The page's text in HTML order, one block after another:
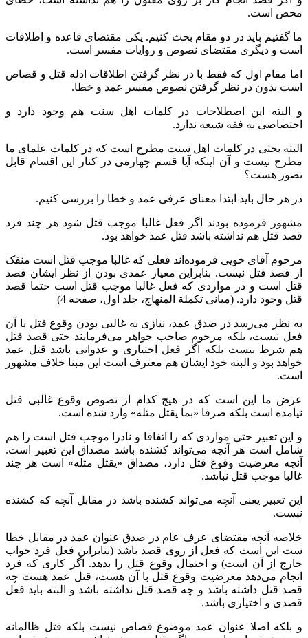
محض است.
ما گفتیم باید در دو مقام بحث کنیم. یکی مقتضای قاعده و اطلاقات
است و دیگری مقتضای نصوص و روایات مفسر است.
اما مقام اول که فقط با در نظر گرفتن اطلاقات ادله قتل و قصاص
است بدون در نظر گرفتن نصوص مفسر عمد و خطا.
و البته این اصطلاحات در کلمات اهل سنت هم وجود دارد و
اختصاصی به فقه شیعه ندارد.
البته بحثی در کلمات اهل سنت مطرح است که در کلمات علمای ما
مطرح نیست و آن اینکه آیا قسم چهارمی در کنار این اقسام قابل
تصور هست؟
در هر حال باید ابتدا معنای عرفی عمد و خطا را بررسی کنیم.
مشهور فرموده بودند اگر فعل غالبا موجب قتل شود هر چند فرد
قصد قتل هم نداشته باشد قتل عمد خواهد بود.
مرحوم آقای خویی فرموده‌اند فعلی که غالبا موجب قتل است منفک
از قصد قتل نیست. بنابراین معیار عمدی بودن از نظر ایشان قصد
قتل است و در مواردی که فعل غالبا موجب قتل است حتما قصد
قتل وجود دارد. (مبانی تکملة المنهاج، جلد اول، صفحه 4)
به نظر می‌رسد در صدق عمد، نیازی به غالبی بودن وقوع قتل با آن
فعل نیست، بلکه مرحوم صاحب جواهر می‌فرمایند حتی قصد قتل
هم شرط نیست بلکه اگر فعل اختیاری و عدوانی باشد قتل عمد
خواهد بود و البته خود ایشان هم معترف است این مبنا خلاف مشهور
است.
عرض ما این است که در هیچ کدام از نصوص وقوع غالبی قتل
نیامده است بلکه صرفا «بما یقتل مثله» وارد شده است.
و این تعبیر حتی مواردی که را اتفاقا و نادرا موجب قتل است را هم
شامل است هر آنچه می‌تواند کشنده باشد مصداق این تعبیر است.
آنچه معرضیت وقوع قتل دارد، مصداق «یقتل مثله» است هر چند
غالبا موجب قتل نباشد.
این تعبیر یعنی آنچه می‌تواند کشنده باشد در مقابل آنچه که کشنده
نیست.
خلاصه آنچه مقتضای عرف عام در صدق عنوان عمد در مقابل خطا
ست این است که فعل از روی قصد باشد (بنابراین فعل فرد خواب
خارج از آن است) و احتمال وقوع قتل را بدهد. اگر کاری که فرد
انجام می‌دهد معرضیت وقوع قتل با آن هست، قتل عمد هست چه
قصد قتل داشته باشد و چه قصد قتل نداشته باشد و البته باید فعل
قصدی و اختیاری باشد.
و بلکه اصلا عنوان عمد موضوع قصاص نیست بلکه قتل ظالمانه